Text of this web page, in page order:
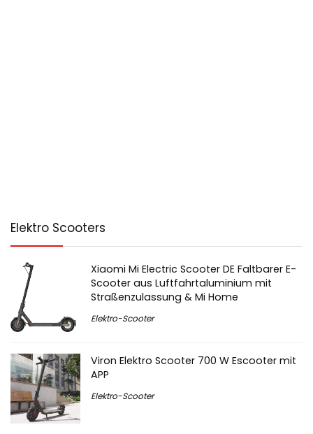
Elektro Scooters
Xiaomi Mi Electric Scooter DE Faltbarer E-
Scooter aus Luftfahrtaluminium mit
Straßenzulassung & Mi Home
Elektro-Scooter
Viron Elektro Scooter 700 W Escooter mit
APP
Elektro-Scooter